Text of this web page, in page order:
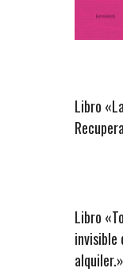
Libro
Libro
invisible
alquiler.»